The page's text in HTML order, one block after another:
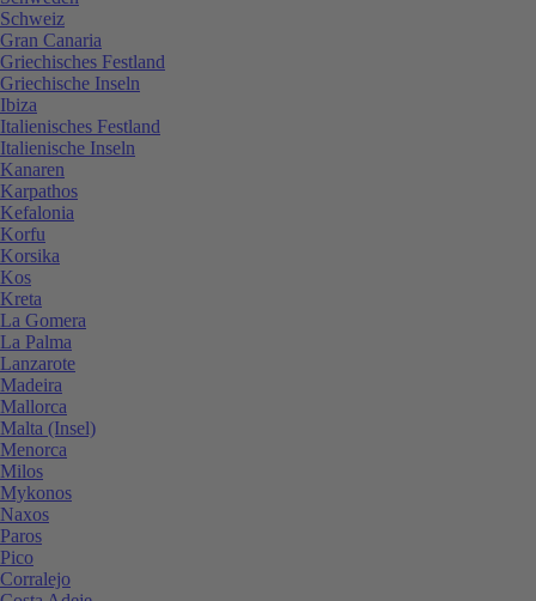
Schweiz
Gran Canaria
Griechisches Festland
Griechische Inseln
Ibiza
Italienisches Festland
Italienische Inseln
Kanaren
Karpathos
Kefalonia
Korfu
Korsika
Kos
Kreta
La Gomera
La Palma
Lanzarote
Madeira
Mallorca
Malta (Insel)
Menorca
Milos
Mykonos
Naxos
Paros
Pico
Corralejo